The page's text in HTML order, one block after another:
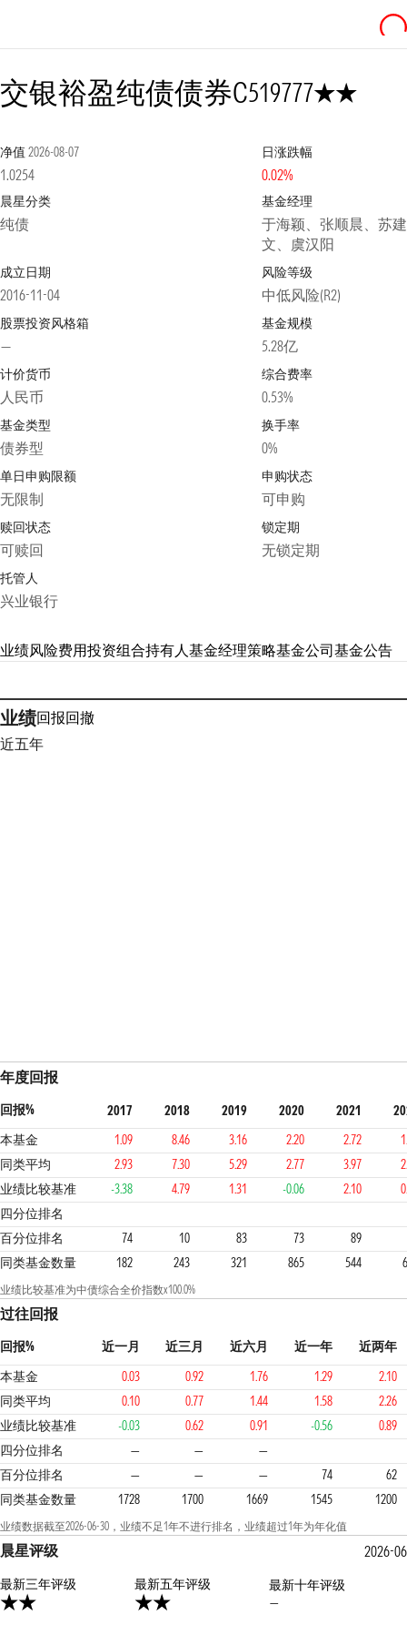
交银裕盈纯债债券C519777
净值 2026-08-07
1.0254
日涨跌幅
0.02%
晨星分类
纯债
基金经理
于海颖、张顺晨、苏建
文、虞汉阳
成立日期
2016-11-04
风险等级
中低风险(R2)
股票投资风格箱
—
基金规模
5.28亿
计价货币
人民币
综合费率
0.53%
基金类型
债券型
换手率
0%
单日申购限额
无限制
申购状态
可申购
赎回状态
可赎回
锁定期
无锁定期
托管人
兴业银行
业绩风险费用投资组合持有人基金经理策略基金公司基金公告
业绩回报回撤
近五年
年度回报
回报% 2017 2018 2019 2020 2021
本基金
1.09 8.46 3.16 2.20 2.72
同类平均
2.93 7.30 5.29 2.77 3.97
业绩比较基准
-3.38 4.79 1.31 -0.06 2.10
四分位排名
3 1 4 3 4 4
百分位排名 74 10 83 73
89
同类基金数量
182 243 321 865 544
业绩比较基准为中债综合全价指数x100.0%
过往回报
回报% 近一月 近三月 近六月 近一年
近两年
本基金
0.03 0.92 1.76 1.29
2.10
同类平均
0.10 0.77 1.44 1.58
2.26
业绩比较基准
-0.03 0.62 0.91 -0.56
0.89
四分位排名
— — —
3 3 3
百分位排名 — — — 74
62
同类基金数量
1728 1700 1669 1545 1200
业绩数据截至2026-06-30，业绩不足1年不进行排名，业绩超过1年为年化值
晨星评级 2026-06
最新三年评级 最新五年评级
最新十年评级
—